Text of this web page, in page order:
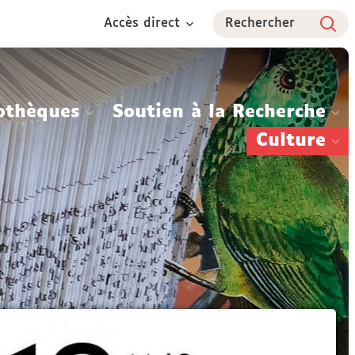
Accès direct Rechercher
Soutien à la Recherche
Culture